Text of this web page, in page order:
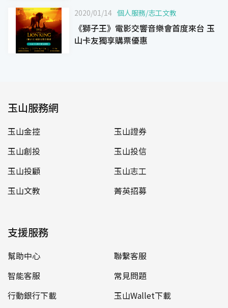
2020/01/14 個人服務/志工文教
《獅子王》電影交響音樂會首度來台 玉
山卡友獨享購票優惠
玉山服務網
玉山金控
玉山證券
玉山創投
玉山投信
玉山投顧
玉山志工
玉山文教
菁英招募
支援服務
幫助中心
聯繫客服
智能客服
常見問題
行動銀行下載
玉山Wallet下載